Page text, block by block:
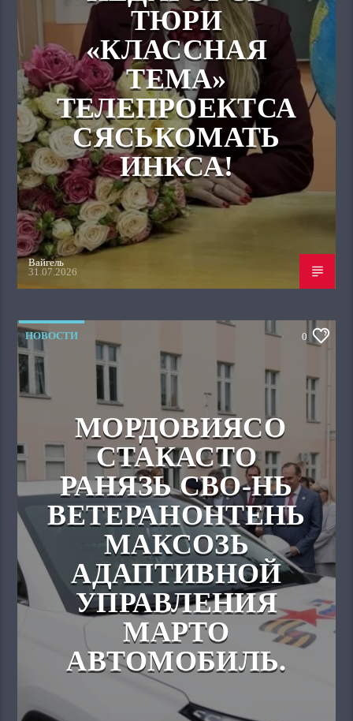
ТЮРИ
«КЛАССНАЯ
ТЕМА»
ТЕЛЕПРОЕКТСА
СЯСЬКОМАТЬ
ИНКСА!
Вайгель
31.07.2026
НОВОСТИ 0
МОРДОВИЯСО
СТАКАСТО
РАНЯЗЬ СВО-НЬ
ВЕТЕРАНОНТЕНЬ
МАКСОЗЬ
АДАПТИВНОЙ
УПРАВЛЕНИЯ
МАРТО
АВТОМОБИЛЬ.